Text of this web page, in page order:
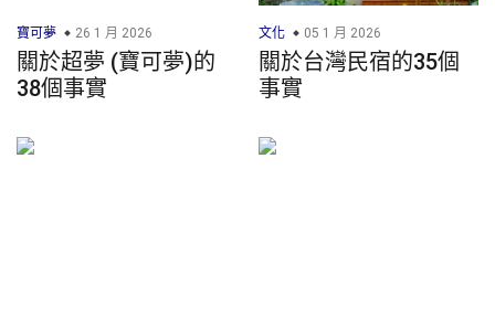
寶可夢 26 1 月 2026
關於超夢 (寶可夢)的
38個事實
文化 05 1 月 2026
關於台灣民宿的35個
事實